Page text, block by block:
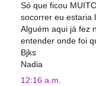
Só que ficou
socorrer eu estaria
Alguém aqui já fez
entender onde foi
Bjks
Nadia
12:16 a.m.